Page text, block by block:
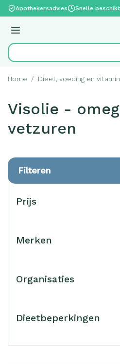
Ga naar de inhoud
Apothekersadvies Snelle
Menu
Product, merk, categorie...
Home / Dieet, voeding en
Visolie -
vetzuren
Filteren
Prijs
Merken
Organisaties
Dieetbeperkingen